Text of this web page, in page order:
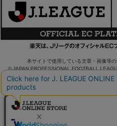
本サイトで使用している文章・画像等
© JAPAN PROFESSIONAL FOOTBALL